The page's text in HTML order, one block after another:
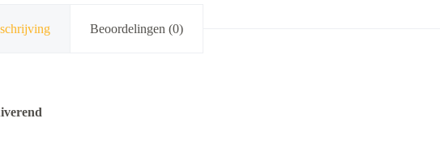
Beoordelingen (0)